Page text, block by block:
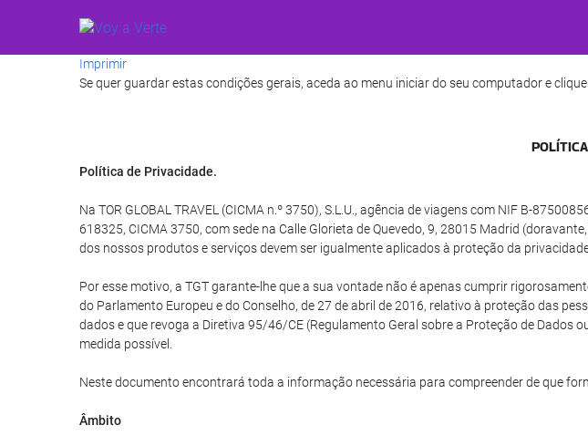
Imprimir
Se quer guardar estas condições gerais, aceda ao menu iniciar do seu computador e
Política de Privacidade.
Na TOR GLOBAL TRAVEL (CICMA n.º 3750), S.L.U., agência de viagens com NIF B-
618325, CICMA 3750, com sede na Calle Glorieta de Quevedo, 9, 28015 Madrid
dos nossos produtos e serviços devem ser igualmente aplicados à proteção da
Por esse motivo, a TGT garante-lhe que a sua vontade não é apenas cumprir
do Parlamento Europeu e do Conselho, de 27 de abril de 2016, relativo à proteção das
dados e que revoga a Diretiva 95/46/CE (Regulamento Geral sobre a Proteção de Dados
medida possível.
Neste documento encontrará toda a informação necessária para compreender de que
Âmbito